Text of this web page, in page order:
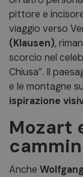
pittore e
viaggio verso
(Klausen),
scorcio nel
Chiusa”. Il
e le montagne
ispirazione
Mozart
Anche